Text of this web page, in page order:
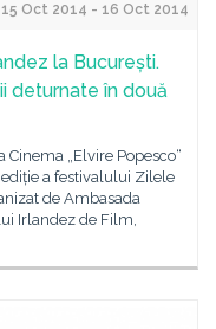
15 Oct 2014 - 16 Oct 2014
la București.
deturnate în două
Cinema „Elvire Popesco“
ediție a festivalului Zilele
de Ambasada
Irlandez de Film,